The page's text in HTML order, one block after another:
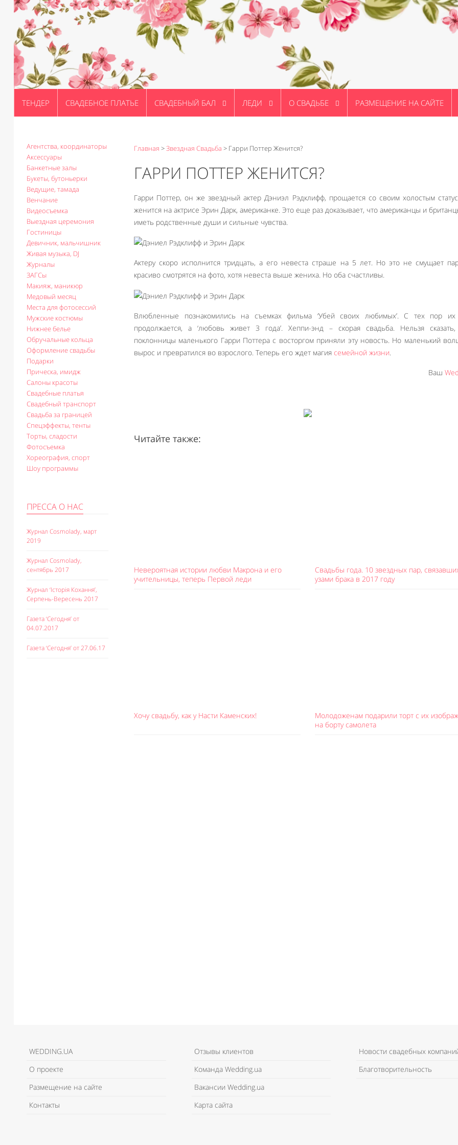
ТЕНДЕР СВАДЕБНОЕ ПЛАТЬЕ СВАДЕБНЫЙ БАЛ ЛЕДИ О СВАДЬБЕ РАЗМЕЩЕНИЕ НА САЙТЕ
Агентства, координаторы
Аксессуары
Банкетные залы
Букеты, бутоньерки
Ведущие, тамада
Венчание
Видеосъемка
Выездная церемония
Гостиницы
Девичник, мальчишник
Живая музыка, DJ
Журналы
ЗАГСы
Макияж, маникюр
Медовый месяц
Места для фотосессий
Мужские костюмы
Нижнее белье
Обручальные кольца
Оформление свадьбы
Подарки
Прическа, имидж
Салоны красоты
Свадебные платья
Свадебный транспорт
Свадьба за границей
Спецэффекты, тенты
Торты, сладости
Фотосъемка
Хореография, спорт
Шоу программы
ПРЕССА О НАС
Журнал Cosmolady, март
2019
Журнал Cosmolady,
сентябрь 2017
Журнал ‘Історія Кохання’,
Серпень-Вересень 2017
Газета ‘Сегодня’ от
04.07.2017
Газета ‘Сегодня’ от 27.06.17
Главная >Звездная Свадьба > Гарри Поттер Женится?
ГАРРИ ПОТТЕР ЖЕНИТСЯ?
Гарри Поттер, он же звездный актер Дэниэл Рэдклифф, прощается со своим холостым
женится на актрисе Эрин Дарк, американке. Это еще раз доказывает, что американцы и
иметь родственные души и сильные чувства.
Актеру скоро исполнится тридцать, а его невеста страше на 5 лет. Но это не смущает
красиво смотрятся на фото, хотя невеста выше жениха. Но оба счастливы.
Влюбленные познакомились на съемках фильма ‘Убей своих любимых’. С тех пор
продолжается, а ‘любовь живет 3 года’. Хеппи-энд – скорая свадьба. Нельзя
поклонницы маленького Гарри Поттера с восторгом приняли эту новость. Но маленький
вырос и превратился во взрослого. Теперь его ждет магия семейной жизни
Ваш
Читайте также:
Невероятная истории любви Макрона и его
учительницы, теперь Первой леди
Свадьбы года. 10 звездных пар,
узами брака в 2017 году
Хочу свадьбу, как у Насти Каменских!
Молодоженам подарили торт с их
на борту самолета
WEDDING.UA
О проекте
Размещение на сайте
Контакты
Отзывы клиентов
Команда Wedding.ua
Вакансии Wedding.ua
Карта сайта
Новости свадебных
Благотворительность